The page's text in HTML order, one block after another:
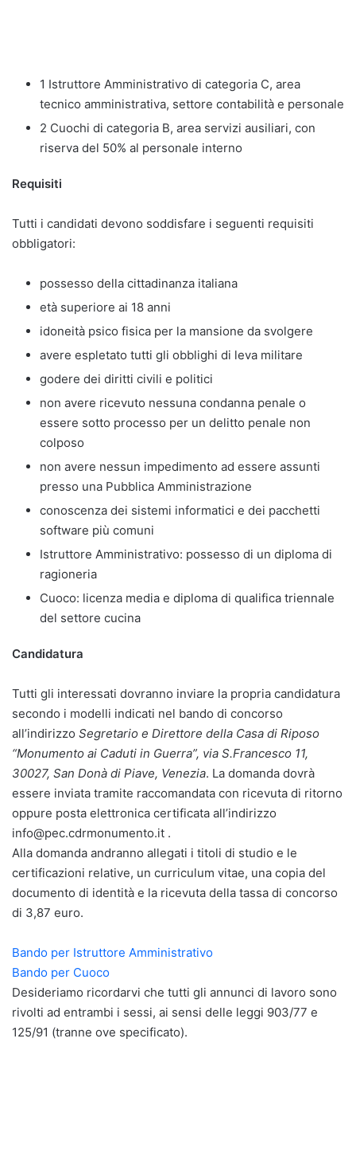
1 Istruttore Amministrativo di categoria C, area
tecnico amministrativa, settore contabilità e personale
2 Cuochi di categoria B, area servizi ausiliari, con
riserva del 50% al personale interno
Requisiti
Tutti i candidati devono soddisfare i seguenti requisiti
obbligatori:
possesso della cittadinanza italiana
età superiore ai 18 anni
idoneità psico fisica per la mansione da svolgere
avere espletato tutti gli obblighi di leva militare
godere dei diritti civili e politici
non avere ricevuto nessuna condanna penale o
essere sotto processo per un delitto penale non
colposo
non avere nessun impedimento ad essere assunti
presso una Pubblica Amministrazione
conoscenza dei sistemi informatici e dei pacchetti
software più comuni
Istruttore Amministrativo: possesso di un diploma di
ragioneria
Cuoco: licenza media e diploma di qualifica triennale
del settore cucina
Candidatura
Tutti gli interessati dovranno inviare la propria candidatura
secondo i modelli indicati nel bando di concorso
all’indirizzo Segretario e Direttore della Casa di Riposo
“Monumento ai Caduti in Guerra”, via S.Francesco 11,
30027, San Donà di Piave, Venezia. La domanda dovrà
essere inviata tramite raccomandata con ricevuta di ritorno
oppure posta elettronica certificata all’indirizzo
info@pec.cdrmonumento.it .
Alla domanda andranno allegati i titoli di studio e le
certificazioni relative, un curriculum vitae, una copia del
documento di identità e la ricevuta della tassa di concorso
di 3,87 euro.
Bando per Istruttore Amministrativo
Bando per Cuoco
Desideriamo ricordarvi che tutti gli annunci di lavoro sono
rivolti ad entrambi i sessi, ai sensi delle leggi 903/77 e
125/91 (tranne ove specificato).